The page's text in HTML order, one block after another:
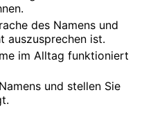
des Namens und
auszusprechen ist.
im Alltag funktioniert
und stellen Sie